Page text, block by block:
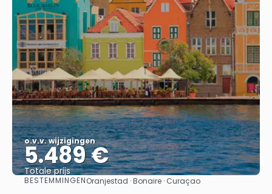
o.v.v. wijzigingen
5.489 €
Totale prijs
Bekijk
BESTEMMINGENOranjestad · Bonaire · Curaçao